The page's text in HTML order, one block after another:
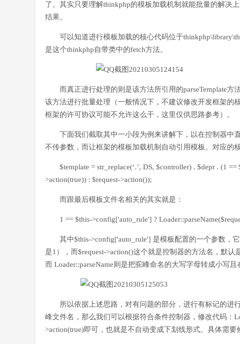
了。其实只要理解thinkphp的模板加载机制就能批量的解决
结果。
可以知道进行模板加载的核心代码位于
是这个thinkphp自带类中的fetch方法。
而真正进行处理的则是该方法所引用的parseTemplate
该方法进行批量处理（一般情况下，不建议修改开发框架的
框架的许可协议可能不允许这么干，这里仅供思路参考）。
下面我们截取其中一小段为例来讲解下，以在控制器中
不传参数，而让框架的模板加载机制自动引用模板。对应的
$template = str_replace(‘.’, DS, $controller) . $depr . (1
>action(true)) : $request->action());
而跟最后模板文件名相关的其实就是：
1 == $this->config['auto_rule'] ?
其中$this->config['auto_rule'] 是模板配置的一个参数，
是1），而$request->action()这个就是控制器的方法名，默
而 Loader::parseName则是把驼峰命名的大写字母转成小写且
所以依据上述思路，对有问题的部分，进行有标记的
峰文件名，那么我们可以根据符合条件控制器，修改代码：
>action(true)即可，也就是不自动变成下划线形式。具体需要